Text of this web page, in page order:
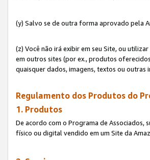
(y) Salvo se de outra forma aprovado pela
(z) Você não irá exibir em seu Site, ou
em outros sites (por ex., produtos
quaisquer dados, imagens, textos ou
Regulamento dos Produtos do
1. Produtos
De acordo com o Programa de Associados,
físico ou digital vendido em um Site da